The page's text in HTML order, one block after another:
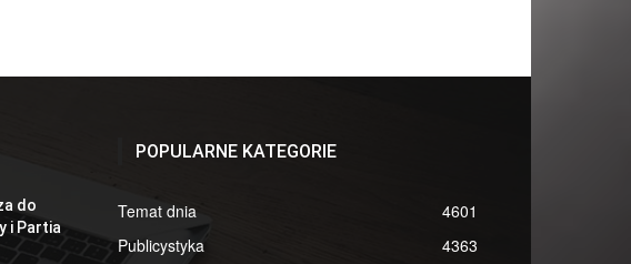
do
i Partia
POPULARNE KATEGORIE
Temat dnia
4601
Publicystyka
4363